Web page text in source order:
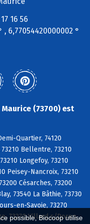
possible, Biocoop utilise
16 56
, 6,77054420000002 °
(73700) est
Quartier, 74120
Bellentre, 73210
Longefoy, 73210
Peisey-Nancroix, 73210
Césarches, 73200
73540 La Bâthie, 73730
en-Savoie, 73270
73270 Villard s/Doron,